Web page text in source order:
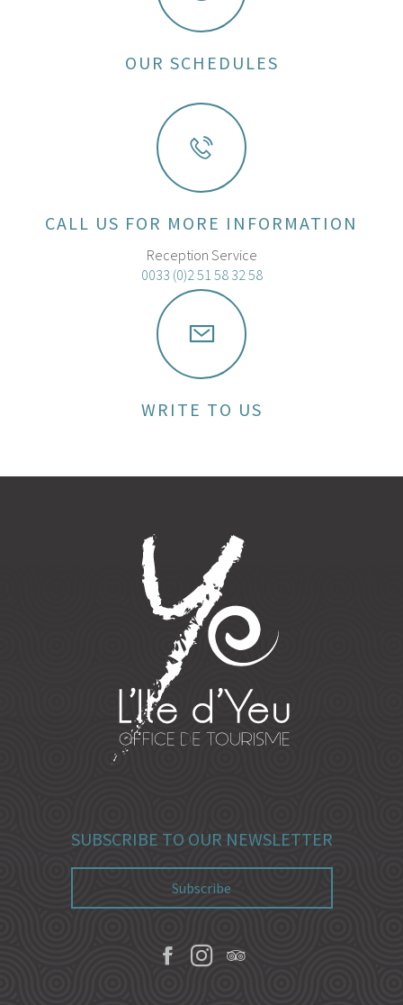
OUR SCHEDULES
CALL US FOR MORE INFORMATION
Reception Service
0033 (0)2 51 58 32 58
WRITE TO US
SUBSCRIBE TO OUR NEWSLETTER
Subscribe